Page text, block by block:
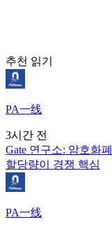
추천 읽기
PA一线
3시간 전
Gate 연구소: 암호화
할당량이 경쟁 핵심
PA一线